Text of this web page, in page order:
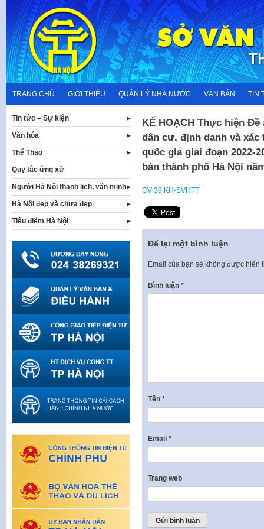
content
TRANG CHỦ GIỚI THIỆU QUẢN LÝ NHÀ NƯỚC VĂN BẢN TIN
KẾ HOẠCH Thực hiện
dân cư, định danh và
quốc gia giai đoạn 2022-
bàn thành phố Hà Nội
CV 39 KH-SVHTT
Để lại một bình luận
Email của bạn sẽ không được hiển
Bình luận *
Tên *
Email *
Trang web
Tin tức – Sự kiện
Văn hóa
Thể Thao
Quy tắc ứng xử
Người Hà Nội thanh lịch, văn minh
Hà Nội đẹp và chưa đẹp
Tiêu điểm Hà Nội